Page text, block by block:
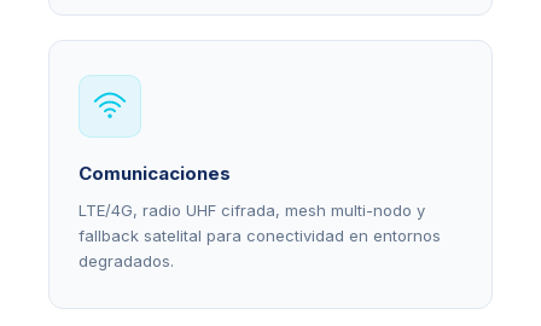
Comunicaciones
LTE/4G, radio UHF cifrada, mesh multi-nodo y
fallback satelital para conectividad en entornos
degradados.